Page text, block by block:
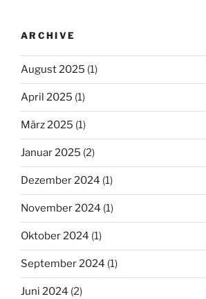
ARCHIVE
August 2025 (1)
April 2025 (1)
März 2025 (1)
Januar 2025 (2)
Dezember 2024 (1)
November 2024 (1)
Oktober 2024 (1)
September 2024 (1)
Juni 2024 (2)